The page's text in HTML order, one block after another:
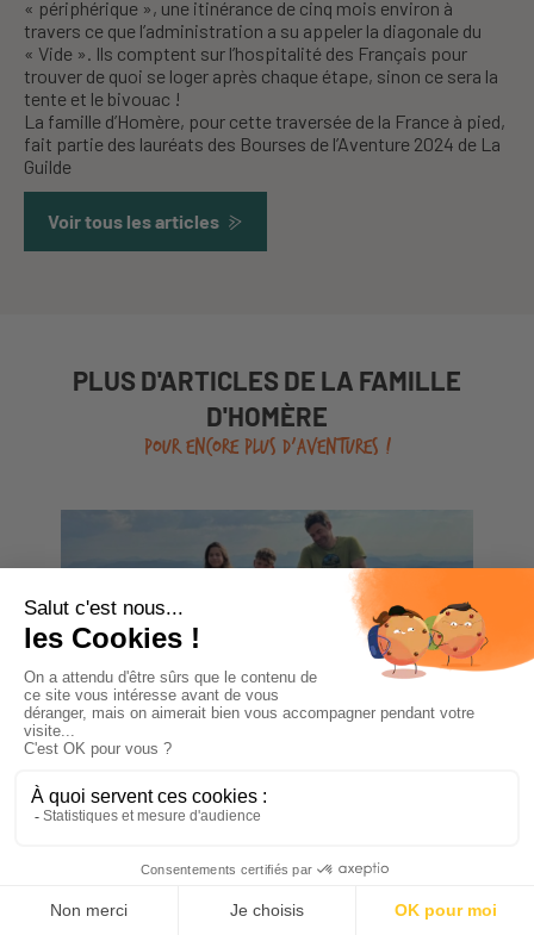
« périphérique », une itinérance de cinq mois environ à
travers ce que l’administration a su appeler la diagonale du
« Vide ». Ils comptent sur l’hospitalité des Français pour
trouver de quoi se loger après chaque étape, sinon ce sera la
tente et le bivouac !
La famille d’Homère, pour cette traversée de la France à pied,
fait partie des lauréats des Bourses de l’Aventure 2024 de La
Guilde
Voir tous les articles
PLUS D'ARTICLES DE LA FAMILLE
D'HOMÈRE
POUR ENCORE PLUS D'AVENTURES !
Voyage à vélo électrique en famille :
4 jours dans le Vercors
On avait mis un peu de côté les vacances à vélo
pédaler avec...